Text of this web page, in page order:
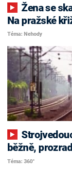
Žena se skateboardem vběhla do silnice.
Na pražské
Téma: Nehody
Strojvedoucí jezdí vlakem na červenou
běžně,
Téma: 360°